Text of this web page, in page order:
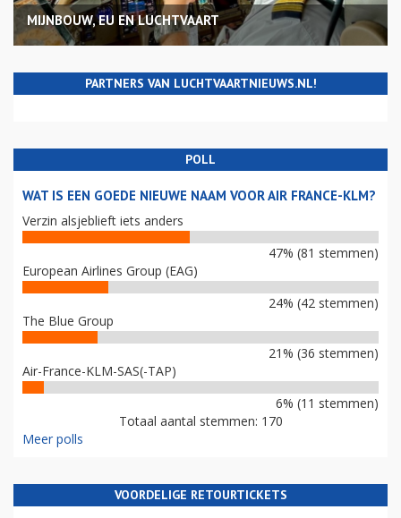
MIJNBOUW, EU EN LUCHTVAART
PARTNERS VAN LUCHTVAARTNIEUWS.NL!
POLL
WAT IS EEN GOEDE NIEUWE NAAM VOOR AIR FRANCE-KLM?
Verzin alsjeblieft iets anders
47% (81 stemmen)
European Airlines Group (EAG)
24% (42 stemmen)
The Blue Group
21% (36 stemmen)
Air-France-KLM-SAS(-TAP)
6% (11 stemmen)
Totaal aantal stemmen: 170
Meer polls
VOORDELIGE RETOURTICKETS